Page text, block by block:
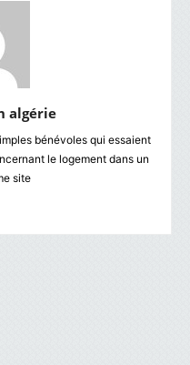
algérie
bénévoles qui essaient
le logement dans un
site